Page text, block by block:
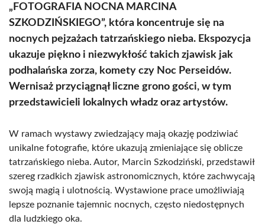
„FOTOGRAFIA NOCNA MARCINA
SZKODZIŃSKIEGO”, która koncentruje się na
nocnych pejzażach tatrzańskiego nieba. Ekspozycja
ukazuje piękno i niezwykłość takich zjawisk jak
podhalańska zorza, komety czy Noc Perseidów.
Wernisaż przyciągnął liczne grono gości, w tym
przedstawicieli lokalnych władz oraz artystów.
W ramach wystawy zwiedzający mają okazję podziwiać
unikalne fotografie, które ukazują zmieniające się oblicze
tatrzańskiego nieba. Autor, Marcin Szkodziński, przedstawił
szereg rzadkich zjawisk astronomicznych, które zachwycają
swoją magią i ulotnością. Wystawione prace umożliwiają
lepsze poznanie tajemnic nocnych, często niedostępnych
dla ludzkiego oka.